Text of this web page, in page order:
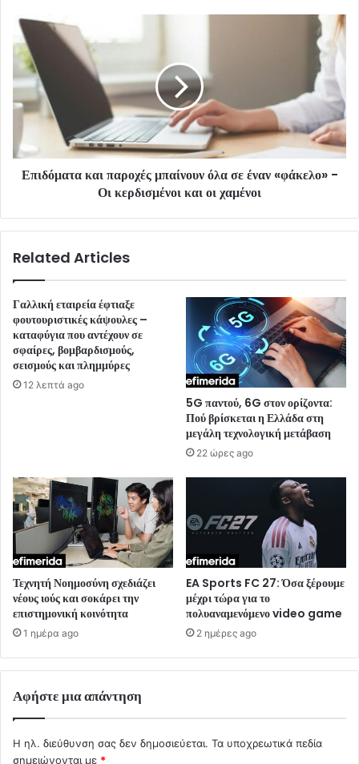
Επιδόματα και παροχές μπαίνουν όλα σε έναν «φάκελο» -
Οι κερδισμένοι και οι χαμένοι
Related Articles
Γαλλική εταιρεία έφτιαξε
φουτουριστικές κάψουλες –
καταφύγια που αντέχουν σε
σφαίρες, βομβαρδισμούς,
σεισμούς και πλημμύρες
12 λεπτά ago
5G παντού, 6G στον ορίζοντα:
Πού βρίσκεται η Ελλάδα στη
μεγάλη τεχνολογική μετάβαση
22 ώρες ago
Τεχνητή Νοημοσύνη σχεδιάζει
νέους ιούς και σοκάρει την
επιστημονική κοινότητα
1 ημέρα ago
EA Sports FC 27: Όσα ξέρουμε
μέχρι τώρα για το
πολυαναμενόμενο video game
2 ημέρες ago
Αφήστε μια απάντηση
Η ηλ. διεύθυνση σας δεν δημοσιεύεται. Τα υποχρεωτικά πεδία
σημειώνονται με *